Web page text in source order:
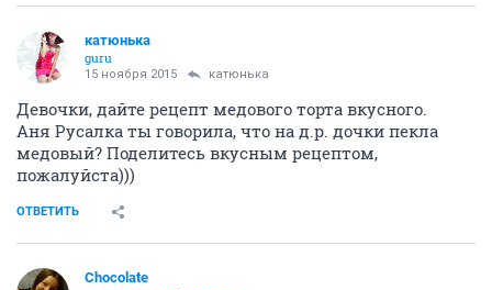
катюнька
guru
15 ноября 2015 катюнька
Девочки, дайте рецепт медового торта вкусного.
Аня Русалка ты говорила, что на д.р. дочки пекла
медовый? Поделитесь вкусным рецептом,
пожалуйста)))
ОТВЕТИТЬ
Chocolate